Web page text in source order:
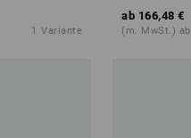
1 Variante
ab 166,48 €
(m. MwSt.)